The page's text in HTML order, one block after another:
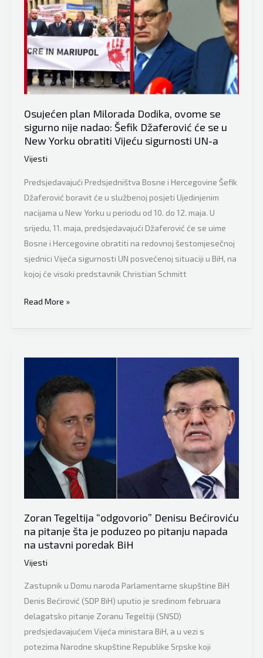
će
u
Americi
boraviti
11
dana,
građani
BiH
plaćaju
ova
Osujećen plan Milorada Dodika, ovome se
sigurno nije nadao: Šefik Džaferović će se u
New Yorku obratiti Vijeću sigurnosti UN-a
Vijesti
Predsjedavajući Predsjedništva Bosne i Hercegovine Šefik
Džaferović boravit će u službenoj posjeti Ujedinjenim
nacijama u New Yorku u periodu od 10. do 12. maja. U
srijedu, 11. maja, predsjedavajući Džaferović će se uime
Bosne i Hercegovine obratiti na redovnoj šestomjesečnoj
sjednici Vijeća sigurnosti UN posvećenoj situaciji u BiH, na
kojoj će visoki predstavnik Christian Schmitt
Osujećen
Milorada
sigurno
nije
nadao:
Šefik
Džaferović
u
New
Yorku
obratiti
Vijeću
UN-
a
Read More »
Zoran Tegeltija “odgovorio” Denisu Bećiroviću
na pitanje šta je poduzeo po pitanju napada
na ustavni poredak BiH
Vijesti
Zastupnik u Domu naroda Parlamentarne skupštine BiH
Denis Bećirović (SDP BiH) uputio je sredinom februara
delagatsko pitanje Zoranu Tegeltiji (SNSD)
predsjedavajućem Vijeća ministara BiH, a u vezi s
potezima Narodne skupštine Republike Srpske koji